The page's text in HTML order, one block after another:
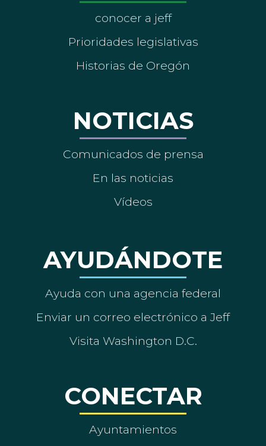
conocer a jeff
Prioridades legislativas
Historias de Oregón
NOTICIAS
Comunicados de prensa
En las noticias
Vídeos
AYUDÁNDOTE
Ayuda con una agencia federal
Enviar un correo electrónico a Jeff
Visita Washington D.C.
CONECTAR
Ayuntamientos